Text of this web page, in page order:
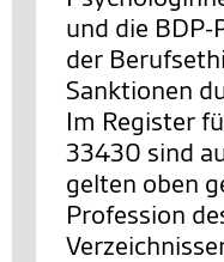
und die BDP-
der
Sanktionen
Im Register
33430 sind
gelten oben
Profession